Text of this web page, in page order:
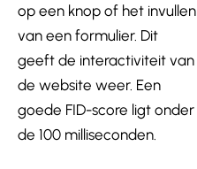
op een knop of het invullen
van een formulier. Dit
geeft de interactiviteit van
de website weer. Een
goede FID-score ligt onder
de 100 milliseconden.